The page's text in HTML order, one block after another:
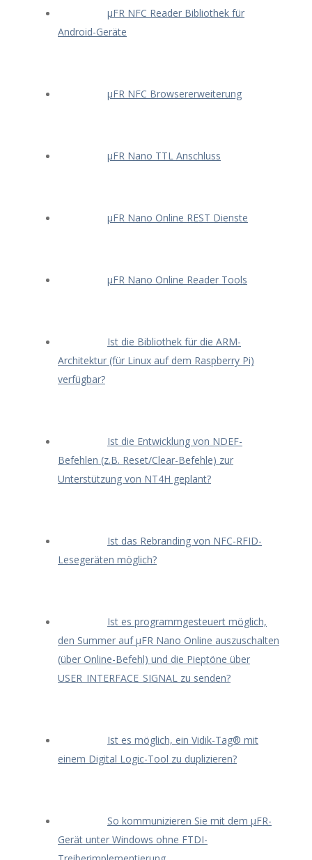
μFR NFC Reader Bibliothek für
Android-Geräte
μFR NFC Browsererweiterung
μFR Nano TTL Anschluss
μFR Nano Online REST Dienste
μFR Nano Online Reader Tools
Ist die Bibliothek für die ARM-
Architektur (für Linux auf dem Raspberry Pi)
verfügbar?
Ist die Entwicklung von NDEF-
Befehlen (z.B. Reset/Clear-Befehle) zur
Unterstützung von NT4H geplant?
Ist das Rebranding von NFC-RFID-
Lesegeräten möglich?
Ist es programmgesteuert möglich,
den Summer auf μFR Nano Online auszuschalten
(über Online-Befehl) und die Pieptöne über
USER_INTERFACE_SIGNAL zu senden?
Ist es möglich, ein Vidik-Tag® mit
einem Digital Logic-Tool zu duplizieren?
So kommunizieren Sie mit dem μFR-
Gerät unter Windows ohne FTDI-